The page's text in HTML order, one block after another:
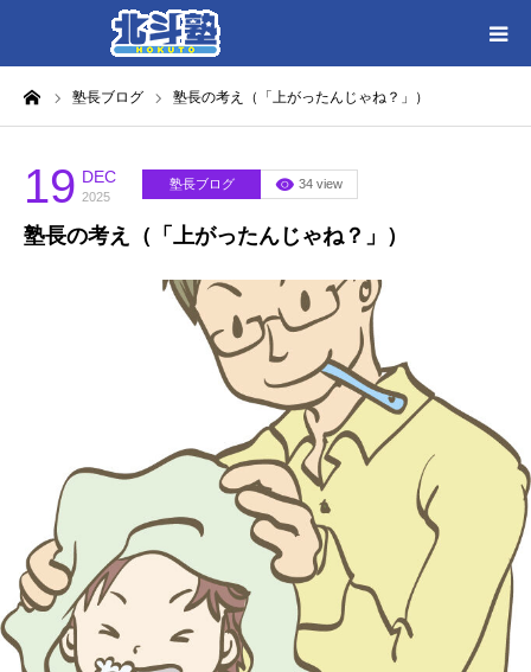
塾長ブログ 塾長の考え（「上がったんじゃね？」）
19 DEC
2025
塾長ブログ 34 view
塾長の考え（「上がったんじゃね？」）
HOME
各教室別に記事を見る
北斗塾／教室一覧